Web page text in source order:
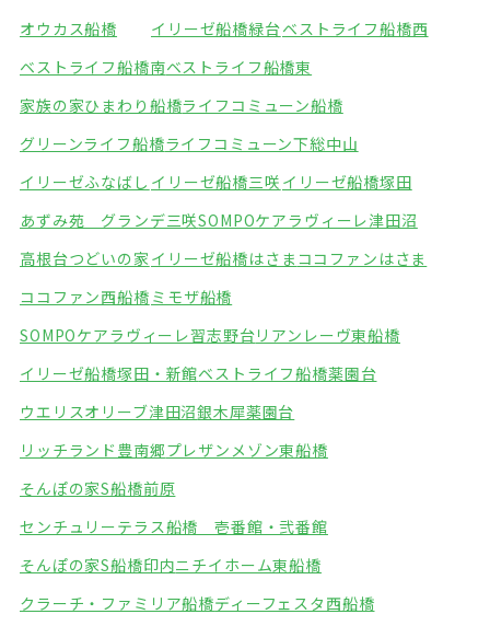
オウカス船橋 イリーゼ船橋緑台ベストライフ船橋西
ベストライフ船橋南ベストライフ船橋東
家族の家ひまわり船橋ライフコミューン船橋
グリーンライフ船橋ライフコミューン下総中山
イリーゼふなばし イリーゼ船橋三咲 イリーゼ船橋塚田
あずみ苑 グランデ三咲SOMPOケアラヴィーレ津田沼
高根台つどいの家イリーゼ船橋はさま ココファンはさま
ココファン西船橋 ミモザ船橋
SOMPOケアラヴィーレ習志野台リアンレーヴ東船橋
イリーゼ船橋塚田・新館ベストライフ船橋薬園台
ウエリスオリーブ津田沼銀木犀薬園台
リッチランド豊南郷プレザンメゾン東船橋
そんぽの家S船橋前原
センチュリーテラス船橋 壱番館・弐番館
そんぽの家S船橋印内ニチイホーム東船橋
クラーチ・ファミリア船橋ディーフェスタ西船橋